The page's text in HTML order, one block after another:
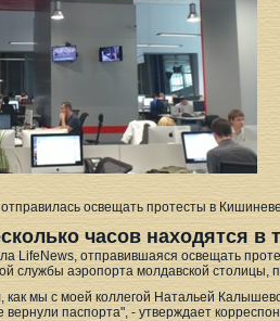
освещать протесты в
часов находятся в
LifeNews, отправившаяся освещать
службы аэропорта молдавской столицы,
мы с моей коллегой Натальей
паспорта", - утверждает